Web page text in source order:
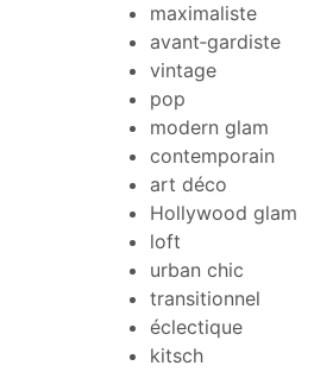
maximaliste
avant‑gardiste
vintage
pop
modern glam
contemporain
art déco
Hollywood glam
loft
urban chic
transitionnel
éclectique
kitsch